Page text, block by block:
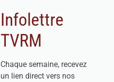
Infolettre
TVRM
Chaque semaine, recevez
un lien direct vers nos